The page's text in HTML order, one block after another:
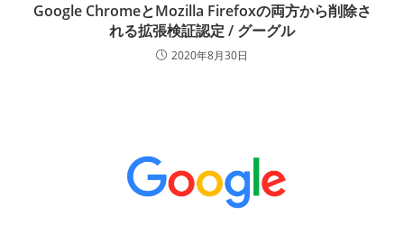
Google ChromeとMozilla Firefoxの両方から削除さ
れる拡張検証認定 / グーグル
2020年8月30日